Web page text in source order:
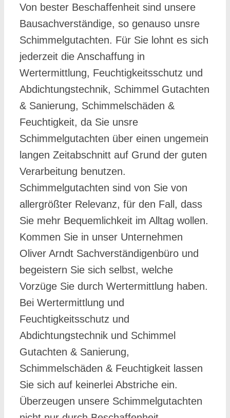
Von bester Beschaffenheit sind unsere
Bausachverständige, so genauso unsre
Schimmelgutachten. Für Sie lohnt es sich
jederzeit die Anschaffung in
Wertermittlung, Feuchtigkeitsschutz und
Abdichtungstechnik, Schimmel Gutachten
& Sanierung, Schimmelschäden &
Feuchtigkeit, da Sie unsre
Schimmelgutachten über einen ungemein
langen Zeitabschnitt auf Grund der guten
Verarbeitung benutzen.
Schimmelgutachten sind von Sie von
allergrößter Relevanz, für den Fall, dass
Sie mehr Bequemlichkeit im Alltag wollen.
Kommen Sie in unser Unternehmen
Oliver Arndt Sachverständigenbüro und
begeistern Sie sich selbst, welche
Vorzüge Sie durch Wertermittlung haben.
Bei Wertermittlung und
Feuchtigkeitsschutz und
Abdichtungstechnik und Schimmel
Gutachten & Sanierung,
Schimmelschäden & Feuchtigkeit lassen
Sie sich auf keinerlei Abstriche ein.
Überzeugen unsere Schimmelgutachten